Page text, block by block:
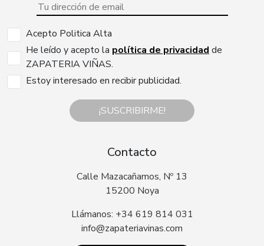
Acepto Politica Alta
He leído y acepto la política de privacidad de
ZAPATERIA VIÑAS.
Estoy interesado en recibir publicidad.
¡SUSCRIBIRME!
Contacto
Calle Mazacañamos, Nº 13
15200 Noya
Llámanos: +34 619 814 031
info@zapateriavinas.com